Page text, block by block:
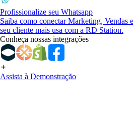
Profissionalize seu Whatsapp
Saiba como conectar Marketing, Vendas
seu cliente mais usa com a RD Station.
Conheça nossas integrações
Assista à Demonstração